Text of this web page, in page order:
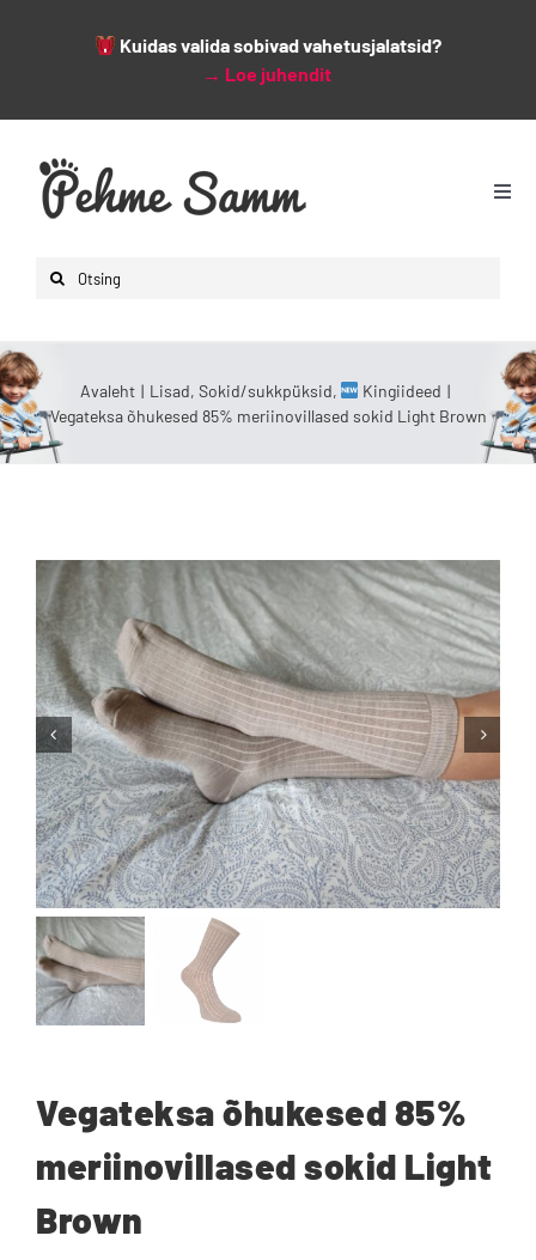
Kuidas valida sobivad vahetusjalatsid?
→ Loe juhendit
content
Search
Lapsed
Mehed
Lisad
Blogi
Kontakt
Brändid
Avaleht Lisad Sokid/sukkpüksid
Kingiideed
Vegateksa õhukesed 85% meriinovillased sokid Light Brown
Vegateksa õhukesed 85%
meriinovillased sokid Light
Brown